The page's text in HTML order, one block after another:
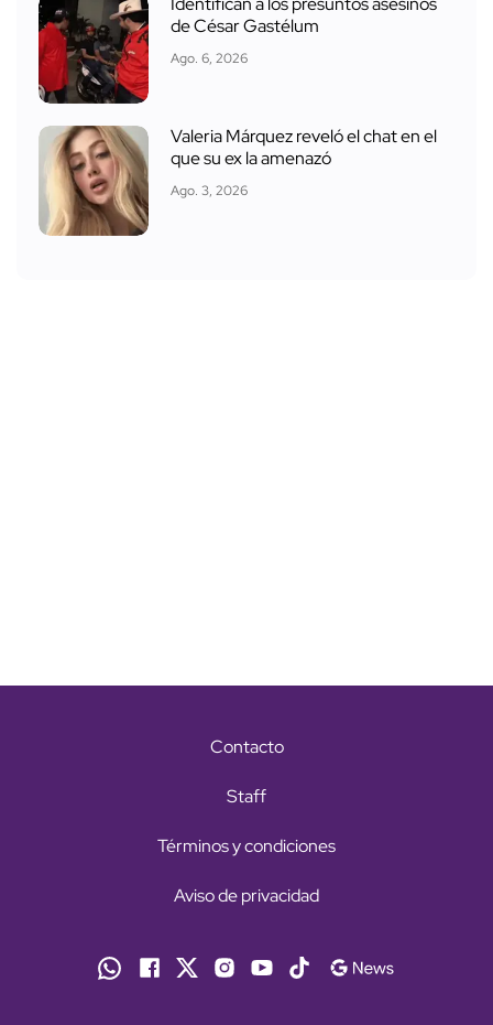
de César Gastélum
Ago. 6, 2026
Valeria Márquez reveló el chat en el
que su ex la amenazó
Ago. 3, 2026
Contacto
Staff
Términos y condiciones
Aviso de privacidad